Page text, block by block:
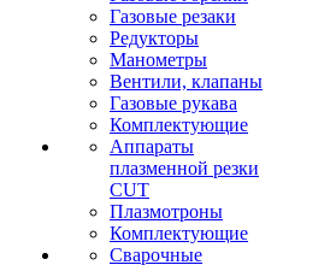
Газовые резаки
Редукторы
Манометры
Вентили, клапаны
Газовые рукава
Комплектующие
Аппараты
плазменной резки
CUT
Плазмотроны
Комплектующие
Сварочные